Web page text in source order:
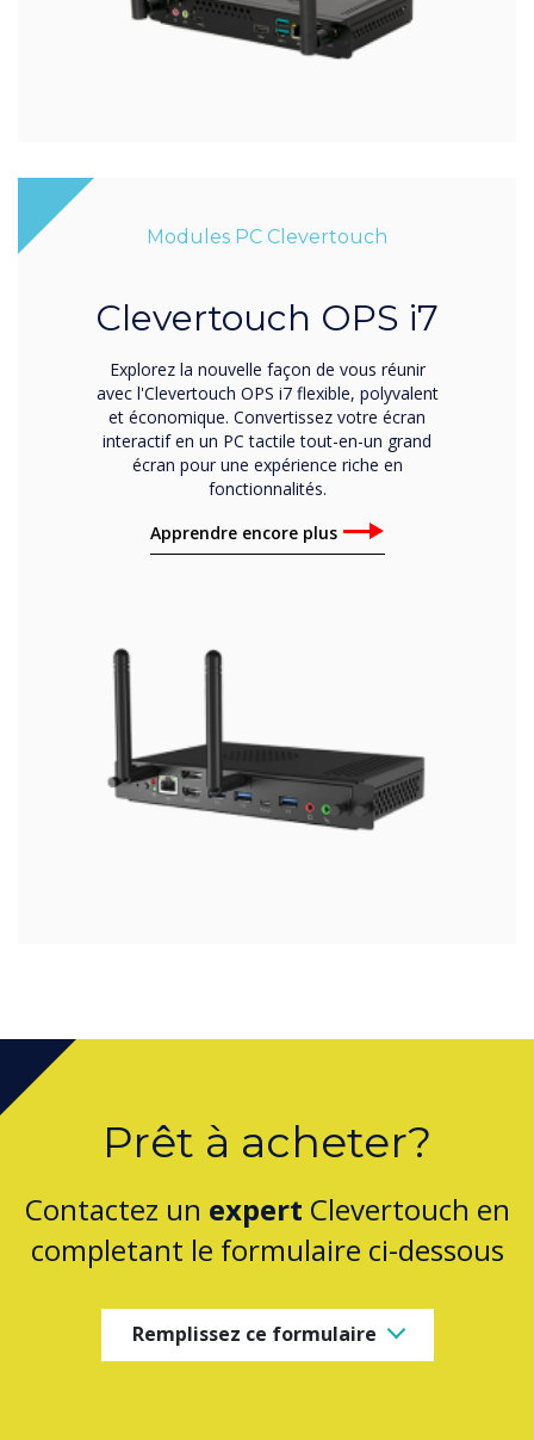
Modules PC Clevertouch
Clevertouch OPS i7
Explorez la nouvelle façon de vous réunir
avec l'Clevertouch OPS i7 flexible, polyvalent
et économique. Convertissez votre écran
interactif en un PC tactile tout-en-un grand
écran pour une expérience riche en
fonctionnalités.
Apprendre encore plus
Prêt à acheter?
Contactez un expert Clevertouch en
completant le formulaire ci-dessous
Remplissez ce formulaire